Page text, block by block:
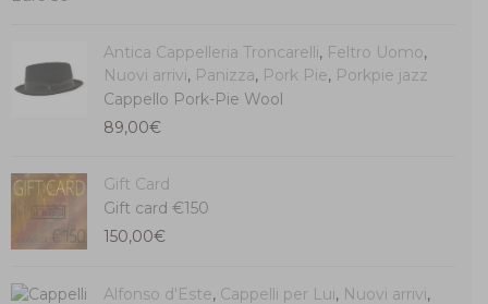
Antica Cappelleria Troncarelli, Feltro Uomo,
Nuovi arrivi, Panizza, Pork Pie, Porkpie jazz
Cappello Pork-Pie Wool
89,00€
Gift Card
Gift card €150
150,00€
Alfonso d'Este, Cappelli per Lui, Nuovi arrivi,